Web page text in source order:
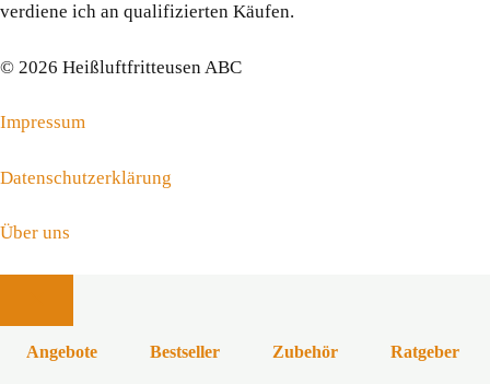
verdiene ich an qualifizierten Käufen.
© 2026 Heißluftfritteusen ABC
Impressum
Datenschutzerklärung
Über uns
Schließen
Angebote Bestseller Zubehör Ratgeber